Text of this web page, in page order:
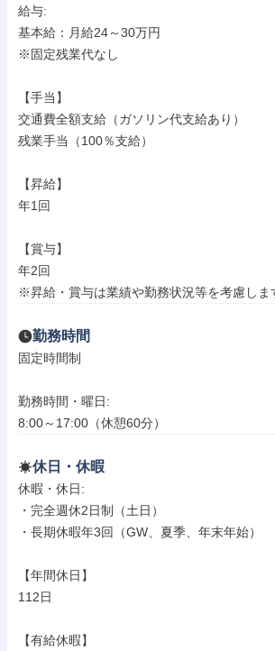
給与:
基本給：月給24～30万円
※固定残業代なし
【手当】
交通費全額支給（ガソリン代支給あり）
残業手当（100％支給）
【昇給】
年1回
【賞与】
年2回
※昇給・賞与は業績や勤務状況等を考慮しま
勤務時間
固定時間制
勤務時間・曜日:
8:00～17:00（休憩60分）
休日・休暇
休暇・休日:
・完全週休2日制（土日）
・長期休暇年3回（GW、夏季、年末年始）
【年間休日】
112日
【有給休暇】